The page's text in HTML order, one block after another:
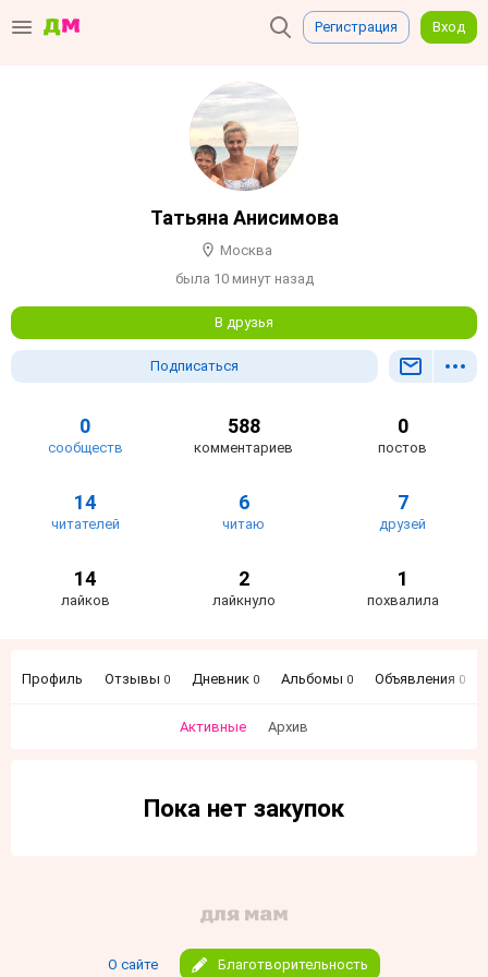
Регистрация Вход
Татьяна Анисимова
Москва
была 10 минут назад
В друзья
Подписаться
0
сообществ
588
комментариев
0
постов
14
читателей
6
читаю
7
друзей
14
лайков
2
лайкнуло
1
похвалила
Профиль Отзывы 0 Дневник 0 Альбомы 0 Объявления 0
Активные Архив
Пока нет закупок
О сайте Благотворительность